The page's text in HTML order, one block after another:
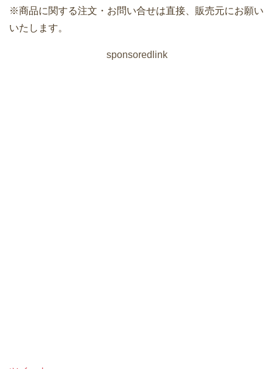
※商品に関する注文・お問い合せは直接、販売元にお願い
いたします。
sponsoredlink